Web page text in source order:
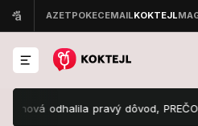
odhalila pravý dôvod, PREČO